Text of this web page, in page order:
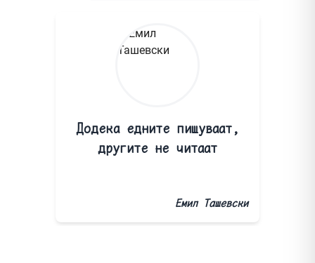
Додека едните пишуваат,
другите не читаат
Емил Ташевски